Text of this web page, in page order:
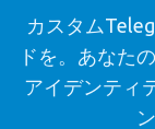
カスタム
ドを。あなた
アイデンティ